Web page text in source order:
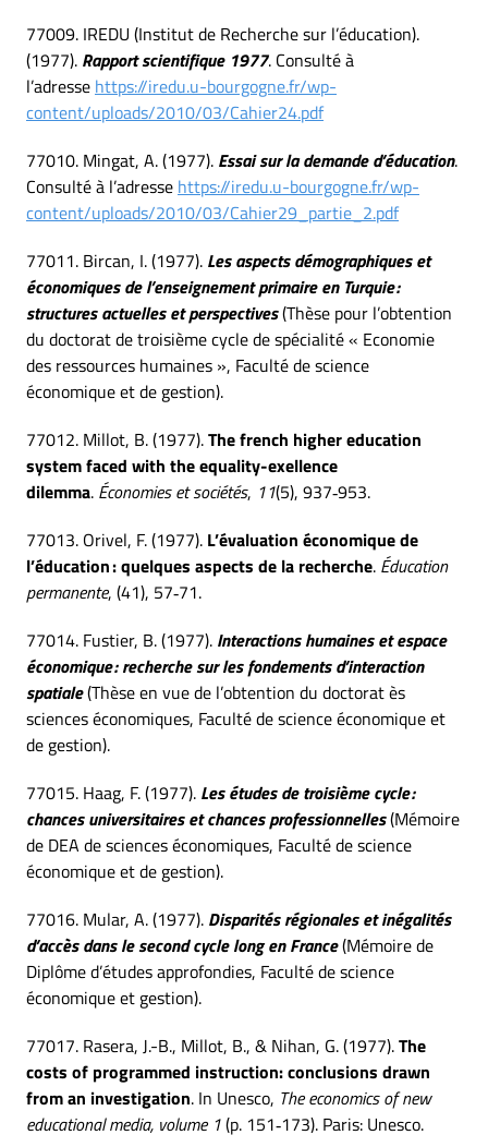
77009. IREDU (Institut de Recherche sur l’éducation).
(1977). Rapport scientifique 1977. Consulté à
l’adresse https://iredu.u-bourgogne.fr/wp-
content/uploads/2010/03/Cahier24.pdf
77010. Mingat, A. (1977). Essai sur la demande d’éducation.
Consulté à l’adresse https://iredu.u-bourgogne.fr/wp-
content/uploads/2010/03/Cahier29_partie_2.pdf
77011. Bircan, I. (1977). Les aspects démographiques et
économiques de l’enseignement primaire en Turquie :
structures actuelles et perspectives(Thèse pour l’obtention
du doctorat de troisième cycle de spécialité « Economie
des ressources humaines », Faculté de science
économique et de gestion).
77012. Millot, B. (1977).The french higher education
system faced with the equality-exellence
dilemma. Économies et sociétés, 11(5), 937‑953.
77013. Orivel, F. (1977). L’évaluation économique de
l’éducation : quelques aspects de la recherche. Éducation
permanente, (41), 57‑71.
77014. Fustier, B. (1977). Interactions humaines et espace
économique : recherche sur les fondements d’interaction
spatiale(Thèse en vue de l’obtention du doctorat ès
sciences économiques, Faculté de science économique et
de gestion).
77015. Haag, F. (1977). Les études de troisième cycle :
chances universitaires et chances professionnelles(Mémoire
de DEA de sciences économiques, Faculté de science
économique et de gestion).
77016. Mular, A. (1977). Disparités régionales et inégalités
d’accès dans le second cycle long en France(Mémoire de
Diplôme d’études approfondies, Faculté de science
économique et gestion).
77017. Rasera, J.-B., Millot, B., & Nihan, G. (1977).The
costs of programmed instruction: conclusions drawn
from an investigation. In Unesco, The economics of new
educational media, volume 1(p. 151‑173). Paris: Unesco.